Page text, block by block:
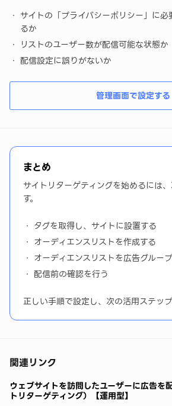
サイトの「プライバシーポリシー」に必
るか
リストのユーザー数が配信可能な状態か
配信設定に誤りがないか
管理画面で設定する
まとめ
サイトリターゲティングを始めるには
す。
タグを取得し、サイトに設置する
オーディエンスリストを作成する
オーディエンスリストを広告グルー
配信前の確認を行う
正しい手順で設定し、次の活用ステッ
関連リンク
ウェブサイトを訪問したユーザーに広告を
トリターゲティング）【運用型】